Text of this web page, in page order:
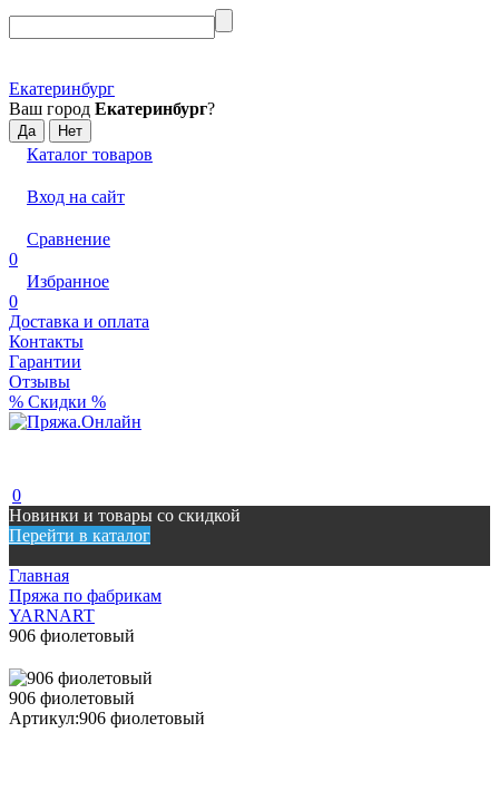
Екатеринбург
Ваш город Екатеринбург?
Каталог товаров
Вход на сайт
Сравнение
0
Избранное
0
Доставка и оплата
Контакты
Гарантии
Отзывы
% Скидки %
0
Новинки и товары со скидкой
Перейти в каталог
Главная
Пряжа по фабрикам
YARNART
906 фиолетовый
906 фиолетовый
Артикул:906 фиолетовый